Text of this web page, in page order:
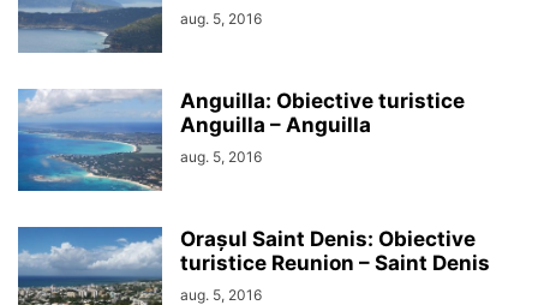
aug. 5, 2016
Anguilla: Obiective turistice
Anguilla – Anguilla
aug. 5, 2016
Orașul Saint Denis: Obiective
turistice Reunion – Saint Denis
aug. 5, 2016